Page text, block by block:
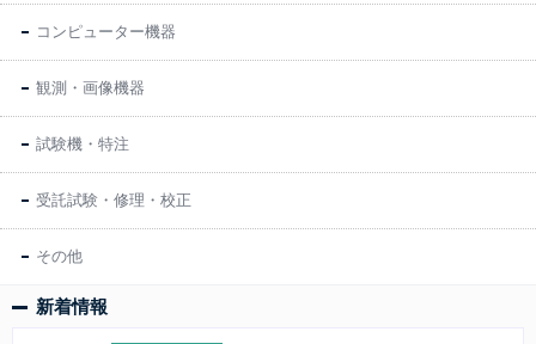
コンピューター機器
観測・画像機器
試験機・特注
受託試験・修理・校正
その他
新着情報